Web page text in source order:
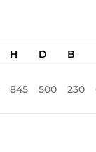
H D B
845 500 230